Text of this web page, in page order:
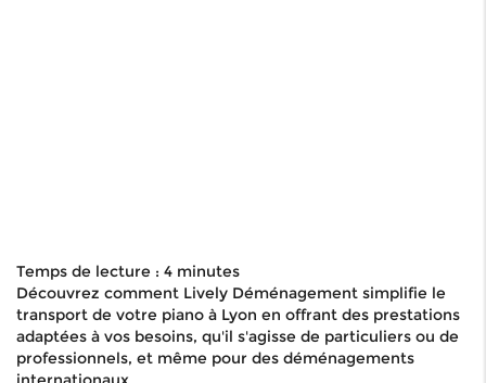
Temps de lecture : 4 minutes
Découvrez comment Lively Déménagement simplifie le
transport de votre piano à Lyon en offrant des prestations
adaptées à vos besoins, qu'il s'agisse de particuliers ou de
professionnels, et même pour des déménagements